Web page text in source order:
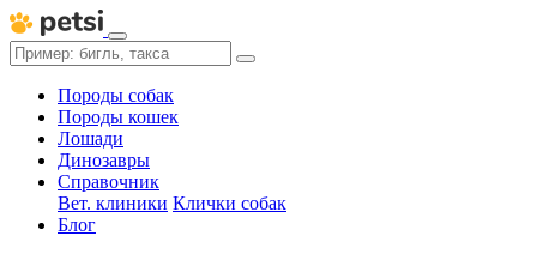
Породы собак
Породы кошек
Лошади
Динозавры
Справочник
Вет. клиники Клички собак
Блог